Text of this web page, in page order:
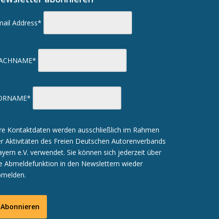
Address*
Kontaktdaten werden ausschließlich im Rahmen
Aktivitäten des Freien Deutschen Autorenverbands
e.V. verwendet. Sie können sich jederzeit über
Abmeldefunktion in den Newslettern wieder